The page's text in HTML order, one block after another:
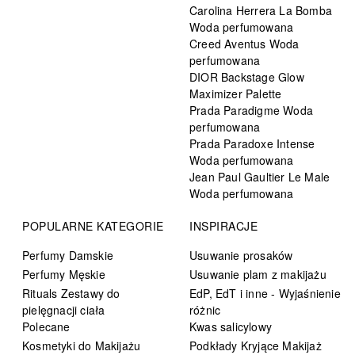
Carolina Herrera La Bomba
Woda perfumowana
Creed Aventus Woda
perfumowana
DIOR Backstage Glow
Maximizer Palette
Prada Paradigme Woda
perfumowana
Prada Paradoxe Intense
Woda perfumowana
Jean Paul Gaultier Le Male
Woda perfumowana
POPULARNE KATEGORIE
Perfumy Damskie
Perfumy Męskie
Rituals Zestawy do
pielęgnacji ciała
Polecane
Kosmetyki do Makijażu
INSPIRACJE
Usuwanie prosaków
Usuwanie plam z makijażu
EdP, EdT i inne - Wyjaśnienie
różnic
Kwas salicylowy
Podkłady Kryjące Makijaż